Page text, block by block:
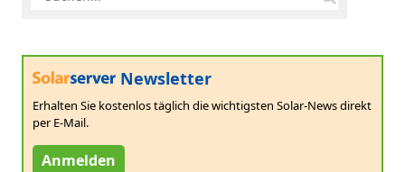
Newsletter
Erhalten Sie kostenlos täglich die wichtigsten Solar-News direkt
per E-Mail.
Anmelden